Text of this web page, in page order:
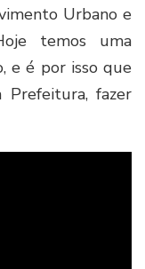
Urbano e
temos uma
e é por isso que
Prefeitura, fazer